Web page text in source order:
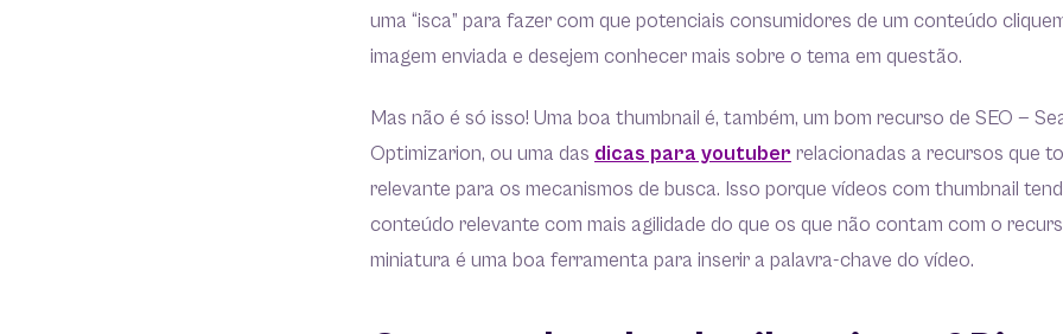
uma “isca” para fazer com que potenciais consumidores de um conteúdo
imagem enviada e desejem conhecer mais sobre o tema em questão.
Mas não é só isso! Uma boa thumbnail é, também, um bom recurso de SEO —
Optimizarion, ou uma das dicas para youtuber relacionadas a recursos que
relevante para os mecanismos de busca. Isso porque vídeos com thumbnail
conteúdo relevante com mais agilidade do que os que não contam com o
miniatura é uma boa ferramenta para inserir a palavra-chave do vídeo.